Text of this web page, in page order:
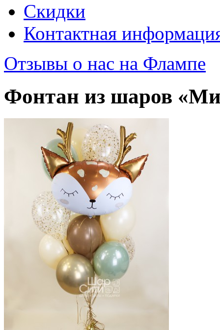
Скидки
Контактная
Отзывы о нас на Флампе
Фонтан из шаров